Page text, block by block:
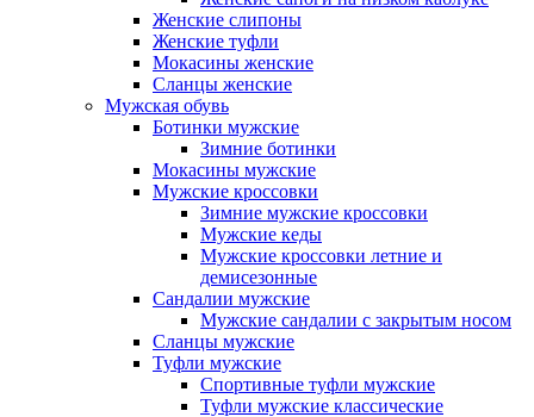
Женские слипоны
Женские туфли
Мокасины женские
Сланцы женские
Мужская обувь
Ботинки мужские
Зимние ботинки
Мокасины мужские
Мужские кроссовки
Зимние мужские кроссовки
Мужские кеды
Мужские кроссовки летние и
демисезонные
Сандалии мужские
Мужские сандалии с закрытым носом
Сланцы мужские
Туфли мужские
Спортивные туфли мужские
Туфли мужские классические